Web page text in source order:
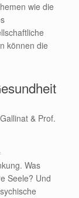
wie die
können die
& Prof.
Was
Seele? Und